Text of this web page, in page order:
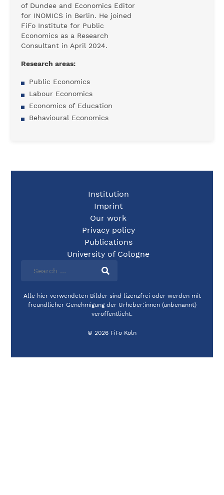
of Dundee and Economics Editor
for INOMICS in Berlin. He joined
FiFo Institute for Public
Economics as a Research
Consultant in April 2024.
Research areas:
Public Economics
Labour Economics
Economics of Education
Behavioural Economics
Institution
Imprint
Our work
Privacy policy
Publications
University of Cologne
Alle hier verwendeten Bilder sind lizenzfrei oder werden mit
freundlicher Genehmigung der Urheber:innen (unbenannt)
veröffentlicht.
© 2026 FiFo Köln